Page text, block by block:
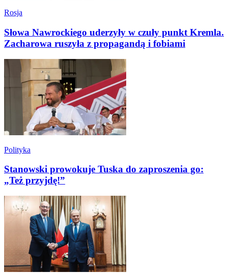
Rosja
Słowa Nawrockiego uderzyły w czuły punkt Kremla.
Zacharowa ruszyła z propagandą i fobiami
Polityka
Stanowski prowokuje Tuska do zaproszenia go:
„Też przyjdę!”